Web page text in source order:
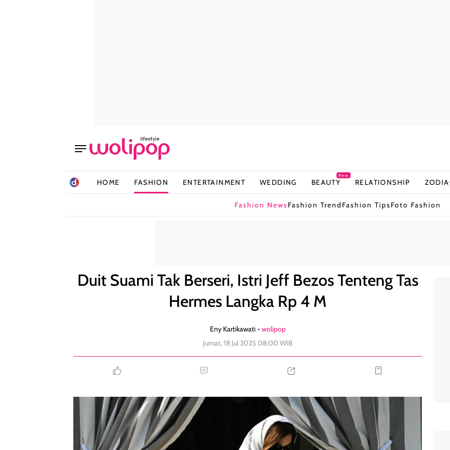
HOME FASHION ENTERTAINMENT WEDDING BEAUTY
New
RELATIONSHIP
Fashion NewsFashion Trend Fashion TipsFoto Fashion
Duit Suami Tak Berseri, Istri Jeff Bezos Tenteng Tas
Hermes Langka Rp 4 M
Eny Kartikawati -wolipop
Jumat, 18 Jul 2025 08:00 WIB